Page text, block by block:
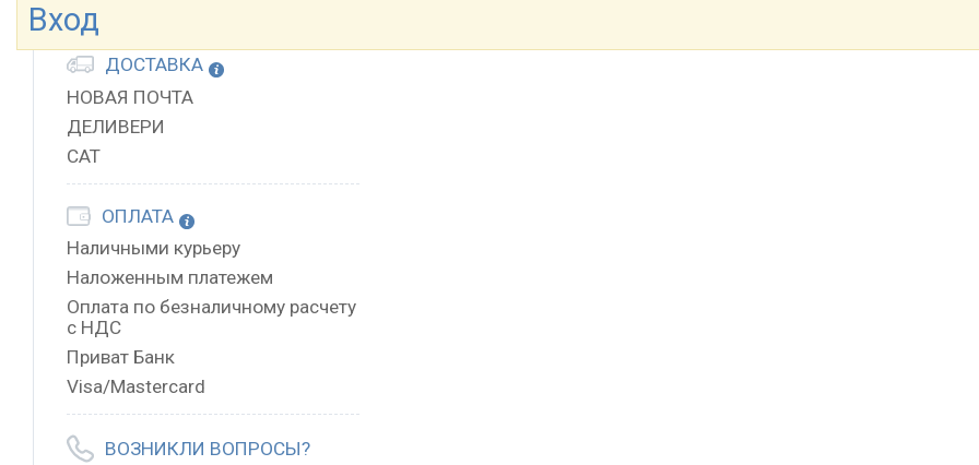
Вход
ДОСТАВКА
НОВАЯ ПОЧТА
ДЕЛИВЕРИ
САТ
ОПЛАТА
Наличными курьеру
Наложенным платежем
Оплата по безналичному расчету
с НДС
Приват Банк
Visa/Mastercard
ВОЗНИКЛИ ВОПРОСЫ?